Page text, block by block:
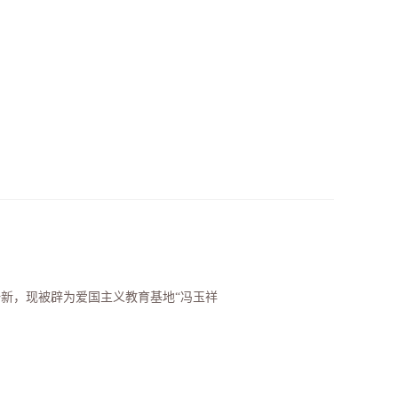
，现被辟为爱国主义教育基地“冯玉祥